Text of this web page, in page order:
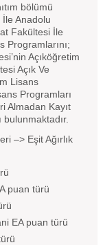
bölümü
İle Anadolu
Fakültesi İle
Programlarını;
Açıköğretim
Açık Ve
Lisans
Programları
Almadan Kayıt
–> Eşit Ağırlık
puan türü
EA puan türü